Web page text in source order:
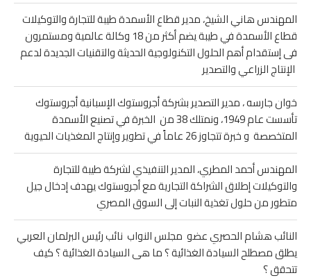
المهندس هاني الشيخ، مدير قطاع الأسمدة طيبة للتجارة والتوكيلات
قطاع الأسمدة في طيبة يضم أكثر من 18 وكالة عالمية ومستمرون
فى إستقدام أهم الحلول التكنولوجية الحديثة والتقنيات الجديدة لدعم
الإنتاج الزراعي والتصدير
خوان جارسه ، مدير التصدير بشركة أجروستوك الإسبانية أجروستوك
تأسست عام 1949، ونمتلك 38 من الخبرة في تصنيع الأسمدة
المتخصصة و خبرة تتجاوز 26 عاماً في تطوير وإنتاج المغذيات الحيوية
المهندس أحمد المطري، المدير التنفيذي لشركة طيبة للتجارة
والتوكيلات إطلاق الشراكة التجارية مع أجروستوك يهدف إدخال جيل
متطور من حلول تغذية النبات إلى السوق المصري
النائب هشام الحصري عضو مجلس النواب نائب رئيس البرلمان العربي
يطلق مصطلح السيادة الغذائية ؟ ما هى السيادة الغذائية ؟ كيف
تتحقق ؟